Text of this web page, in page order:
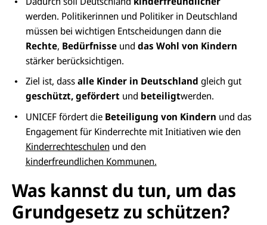
werden. Politikerinnen und Politiker in Deutschland
müssen bei wichtigen Entscheidungen dann die
Rechte, Bedürfnisse und das Wohl von Kindern
stärker berücksichtigen.
Ziel ist, dassalle Kinder in Deutschland gleich gut
geschützt, gefördert und beteiligtwerden.
UNICEF fördert die Beteiligung von Kindern und das
Engagement für Kinderrechte mit Initiativen wie den
Kinderrechteschulen und den
kinderfreundlichen Kommunen.
Was kannst du tun, um das
Grundgesetz zu schützen?